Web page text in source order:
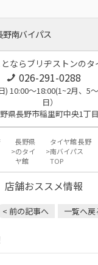
野南バイパス
ならブリヂストンのタ
026-291-0288
) 10:00～18:00(1~2月、5
日）
県長野市稲里町中央1丁
長野県
のタイ
ヤ館
タイヤ館 長野
南バイパス
TOP
店舗おススメ情報
< 前の記事へ 一覧へ戻